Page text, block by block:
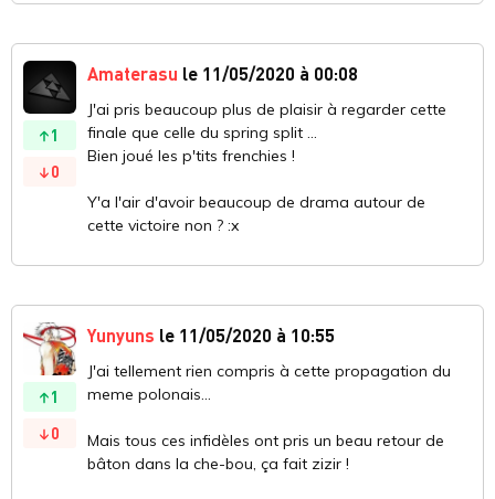
1
0
Amaterasu le 11/05/2020 à 00:08
J'ai pris beaucoup plus de plaisir à regarder cette
finale que celle du spring split ...
Bien joué les p'tits frenchies !
Y'a l'air d'avoir beaucoup de drama autour de
cette victoire non ? :x
1
0
Yunyuns le 11/05/2020 à 10:55
J'ai tellement rien compris à cette propagation du
meme polonais...
Mais tous ces infidèles ont pris un beau retour de
bâton dans la che-bou, ça fait zizir !